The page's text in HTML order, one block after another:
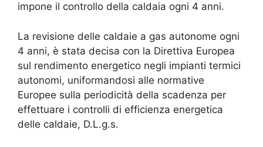
impone il controllo della caldaia ogni 4 anni.
La revisione delle caldaie a gas autonome ogni
4 anni, è stata decisa con la Direttiva Europea
sul rendimento energetico negli impianti termici
autonomi, uniformandosi alle normative
Europee sulla periodicità della scadenza per
effettuare i controlli di efficienza energetica
delle caldaie, D.L.g.s.